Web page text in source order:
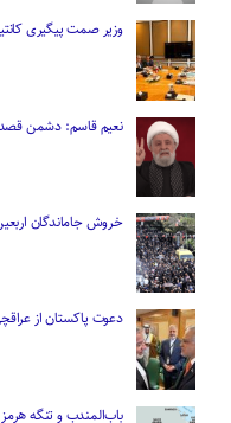
وزیر صمت پیگیری
نعیم قاسم: دشمن قصد
خروش جاماندگان
دعوت پاکستان از
باب‌المندب و تنگه